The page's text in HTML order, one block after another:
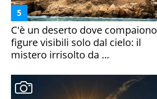
C'è un deserto dove compaiono
figure visibili solo dal cielo: il
mistero irrisolto da ...